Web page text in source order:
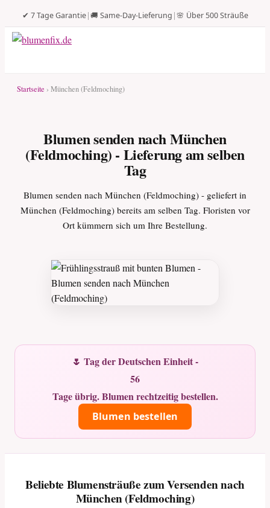
✔ 7 Tage Garantie|🚚 Same-Day-Lieferung |🌸 Über 500 Sträuße
Startseite › München (Feldmoching)
Blumen senden nach München
(Feldmoching) - Lieferung am selben
Tag
Blumen senden nach München (Feldmoching) - geliefert in
München (Feldmoching) bereits am selben Tag. Floristen vor
Ort kümmern sich um Ihre Bestellung.
🌷 Tag der Deutschen Einheit -
56
Tage übrig. Blumen rechtzeitig bestellen.
Blumen bestellen
Beliebte Blumensträuße zum Versenden nach
München (Feldmoching)